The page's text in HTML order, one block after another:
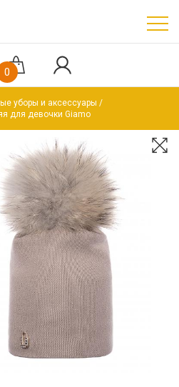
0
уборы и аксессуары
для девочки Giamo